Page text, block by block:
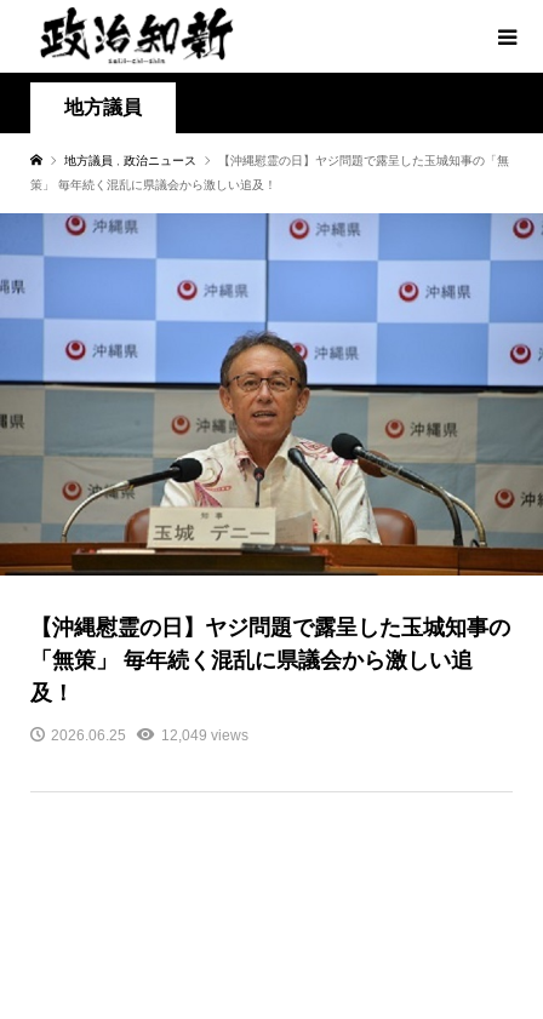
地方議員
地方議員 政治ニュース
【沖縄慰霊の日】ヤジ問題で露呈した玉城知事の「無
策」 毎年続く混乱に県議会から激しい追及！
【沖縄慰霊の日】ヤジ問題で露呈した玉城知事の
「無策」 毎年続く混乱に県議会から激しい追
及！
2026.06.25 12,049 views